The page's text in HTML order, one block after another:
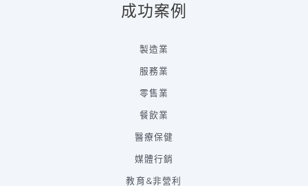
成功案例
製造業
服務業
零售業
餐飲業
醫療保健
媒體行銷
教育&非營利